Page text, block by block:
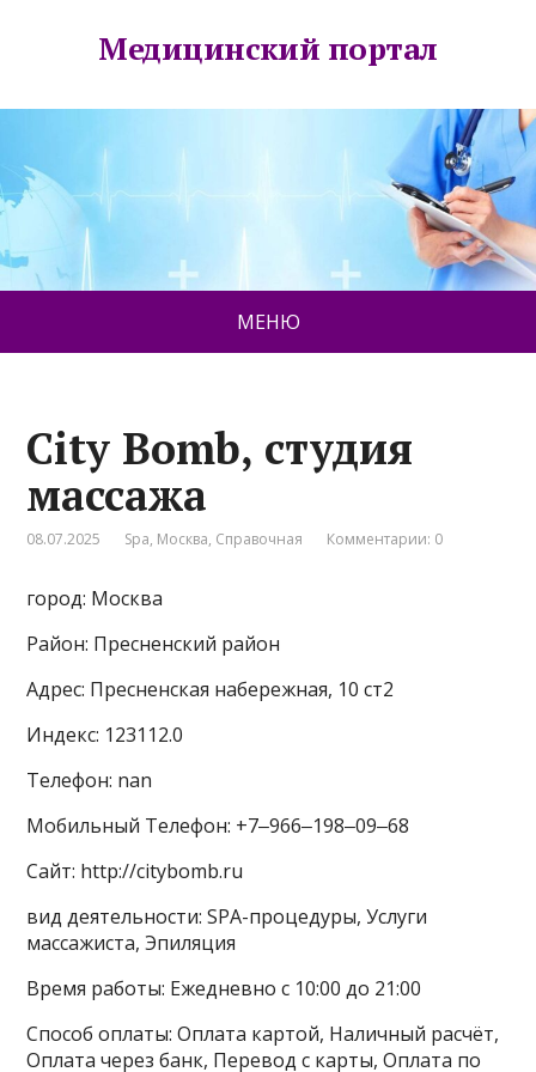
Медицинский портал
МЕНЮ
City Bomb, студия
массажа
08.07.2025 Spa, Москва, Справочная Комментарии: 0
город: Москва
Район: Пресненский район
Адрес: Пресненская набережная, 10 ст2
Индекс: 123112.0
Телефон: nan
Мобильный Телефон: +7‒966‒198‒09‒68
Сайт: http://citybomb.ru
вид деятельности: SPA-процедуры, Услуги
массажиста, Эпиляция
Время работы: Ежедневно с 10:00 до 21:00
Способ оплаты: Оплата картой, Наличный расчёт,
Оплата через банк, Перевод с карты, Оплата по